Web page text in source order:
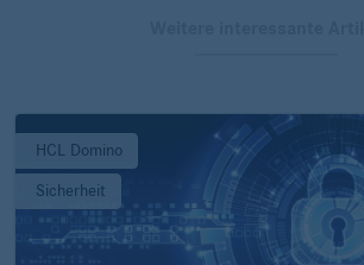
HCL Domino
Sicherheit